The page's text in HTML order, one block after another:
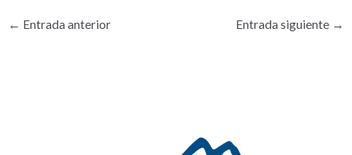
← Entrada anterior Entrada siguiente →